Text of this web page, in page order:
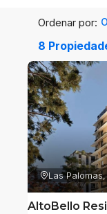
8
Ordenar por:
Las
AltoBello